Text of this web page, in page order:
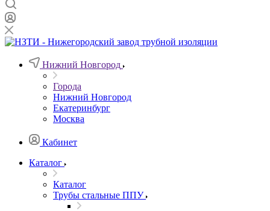
Нижний Новгород
Города
Нижний Новгород
Екатеринбург
Москва
Кабинет
Каталог
Каталог
Трубы стальные ППУ